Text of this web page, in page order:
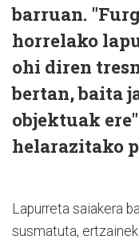
barruan.
horrelako
ohi diren
bertan, baita
objektuak
helarazitako
Lapurreta saiakera
susmatuta,